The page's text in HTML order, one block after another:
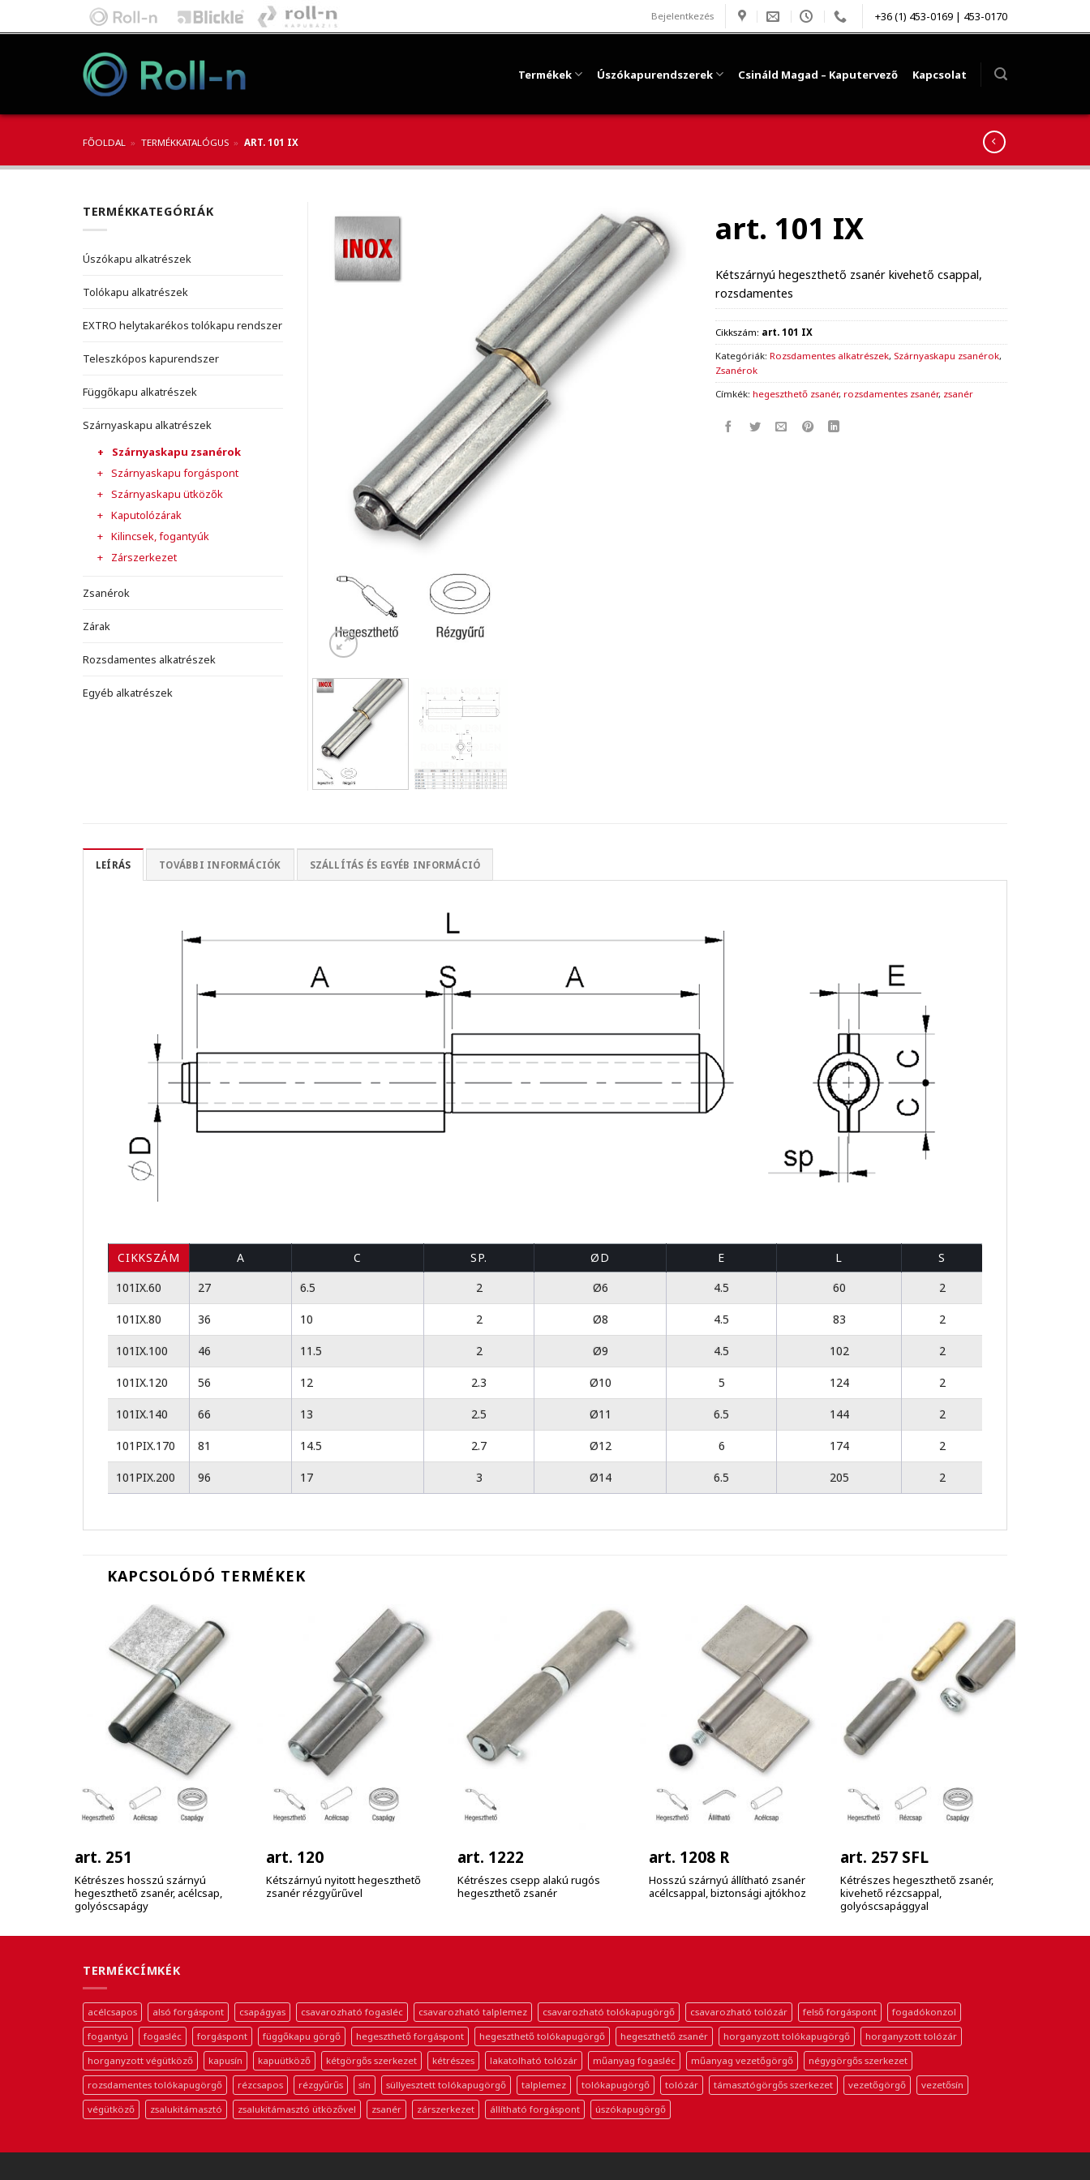
Bejelentkezés +36 (1) 453-0169 | 453-0170
Termékek Úszókapurendszerek Csináld Magad – Kaputervező Kapcsolat
FŐOLDAL » TERMÉKKATALÓGUS » ART. 101 IX
art. 101 IX
Kétszárnyú hegeszthető zsanér kivehető csappal,
rozsdamentes
Cikkszám: art. 101 IX
Kategóriák: Rozsdamentes alkatrészek, Szárnyaskapu zsanérok,
Zsanérok
Címkék: hegeszthető zsanér, rozsdamentes zsanér, zsanér
TERMÉKKATEGÓRIÁK
Úszókapu alkatrészek
Tolókapu alkatrészek
EXTRO helytakarékos tolókapu rendszer
Teleszkópos kapurendszer
Függőkapu alkatrészek
Szárnyaskapu alkatrészek
Szárnyaskapu zsanérok
Szárnyaskapu forgáspont
Szárnyaskapu ütközők
Kaputolózárak
Kilincsek, fogantyúk
Zárszerkezet
Zsanérok
Zárak
Rozsdamentes alkatrészek
Egyéb alkatrészek
LEÍRÁS TOVÁBBI INFORMÁCIÓK SZÁLLÍTÁS ÉS EGYÉB INFORMÁCIÓ
CIKKSZÁM A C SP. ØD E L
S
101IX.60
27 6.5 2 Ø6 4.5 60 2
101IX.80 36 10 2 Ø8 4.5 83 2
101IX.100 46 11.5 2 Ø9 4.5 102 2
101IX.120 56 12 2.3 Ø10 5 124 2
101IX.140 66 13 2.5 Ø11 6.5 144 2
101PIX.170 81 14.5 2.7 Ø12 6 174 2
101PIX.200 96 17 3 Ø14 6.5 205 2
KAPCSOLÓDÓ TERMÉKEK
art. 251
Kétrészes hosszú szárnyú
hegeszthető zsanér, acélcsap,
golyóscsapágy
art. 120
Kétszárnyú nyitott hegeszthető
zsanér rézgyűrűvel
art. 1222
Kétrészes csepp alakú rugós
hegeszthető zsanér
art. 1208 R
Hosszú szárnyú állítható zsanér
acélcsappal, biztonsági ajtókhoz
art. 257 SFL
Kétrészes hegeszthető zsanér,
kivehető rézcsappal,
golyóscsapággyal
TERMÉKCÍMKÉK
acélcsapos alsó forgáspont csapágyas csavarozható fogasléc csavarozható talplemez csavarozható tolókapugörgő csavarozható tolózár felső forgáspont
fogadókonzol
fogantyú
fogasléc forgáspont függőkapu görgő hegeszthető forgáspont hegeszthető tolókapugörgő hegeszthető zsanér horganyzott tolókapugörgő
horganyzott tolózár
horganyzott végütköző
kapusín kapuütköző kétgörgős szerkezet kétrészes lakatolható tolózár műanyag fogasléc műanyag vezetőgörgő
négygörgős szerkezet
rozsdamentes tolókapugörgő
rézcsapos rézgyűrűs sín süllyesztett tolókapugörgő talplemez tolókapugörgő tolózár támasztógörgős szerkezet vezetőgörgő
vezetősín
végütköző
zsalukitámasztó zsalukitámasztó ütközővel zsanér zárszerkezet állítható forgáspont úszókapugörgő